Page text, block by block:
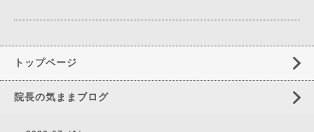
トップページ
院長の気ままブログ